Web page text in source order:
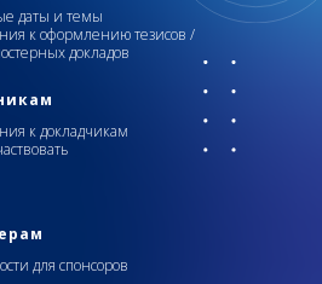
даты и темы
к оформлению тезисов /
докладов
к докладчикам
для спонсоров